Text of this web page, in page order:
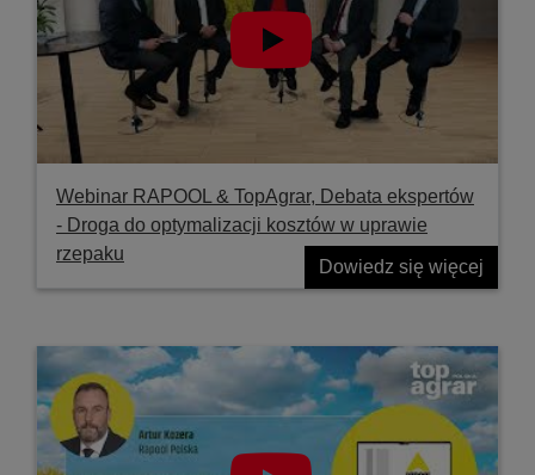
Webinar RAPOOL & TopAgrar, Debata ekspertów
- Droga do optymalizacji kosztów w uprawie
rzepaku
Dowiedz się więcej